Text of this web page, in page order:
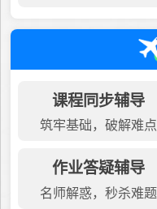
课程同步辅导
筑牢基础，破解难点
作业答疑辅导
名师解惑，秒杀难题